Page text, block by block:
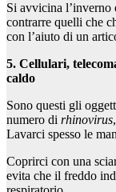
Si avvicina l’inverno
contrarre quelli che
con l’aiuto di un
5. Cellulari,
caldo
Sono questi gli
numero di rhinovirus
Lavarci spesso le
Coprirci con una
evita che il freddo